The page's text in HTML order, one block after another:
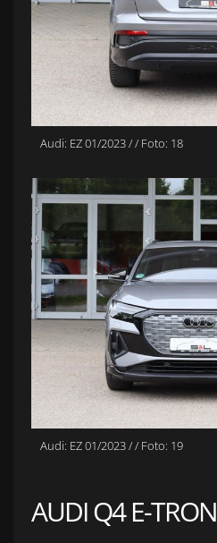
Audi: EZ 01/2023 / / Foto: 18
Audi: EZ 01/2023 / / Foto: 19
AUDI Q4 E-TRON